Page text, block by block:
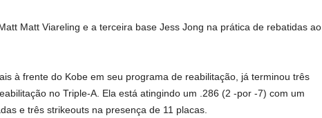
Matt Viareling e a terceira base Jess Jong na prática de rebatidas ao
à frente do Kobe em seu programa de reabilitação, já terminou três
no Triple-A. Ela está atingindo um .286 (2 -por -7) com um
e três strikeouts na presença de 11 placas.